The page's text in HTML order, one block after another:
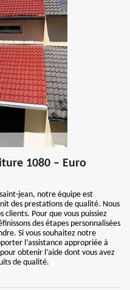
1080 – Euro
jean, notre équipe est
des prestations de qualité. Nous
clients. Pour que vous puissiez
des étapes personnalisées
Si vous souhaitez notre
l’assistance appropriée à
obtenir l’aide dont vous avez
de qualité.